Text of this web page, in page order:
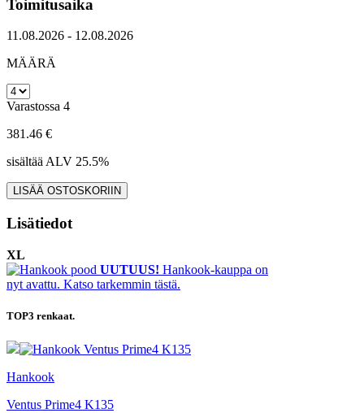
Toimitusaika
11.08.2026 - 12.08.2026
MÄÄRÄ
Varastossa 4
381.46 €
sisältää ALV 25.5%
Lisätiedot
XL
UUTUUS! Hankook-kauppa on
nyt avattu. Katso tarkemmin tästä.
TOP3 renkaat.
Hankook
Ventus Prime4 K135